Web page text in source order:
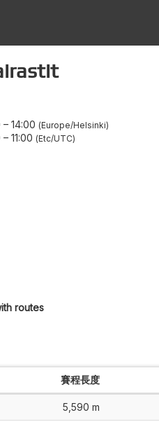
– 14:00 Europe/Helsinki
– 11:00 Etc/UTC
routes
賽程長度
5,590 m